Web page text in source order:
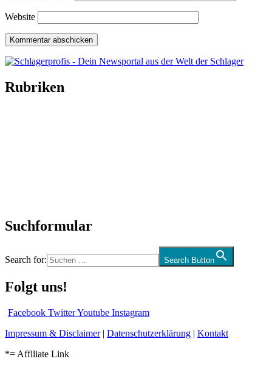
Website
Rubriken
Suchformular
Search for: Search Button
Folgt uns!
Facebook TwitterYoutube Instagram
Impressum & Disclaimer| Datenschutzerklärung | Kontakt
*= Affiliate Link